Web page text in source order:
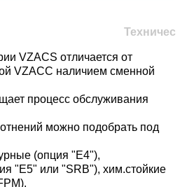
VZACS отличается от
VZACC наличием сменной
процесс обслуживания
можно подобрать под
(опция "E4"),
"E5" или "SRB"), хим.стойкие